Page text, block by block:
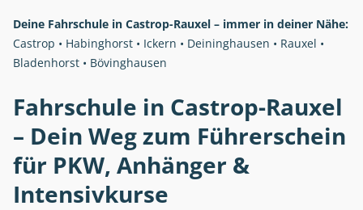
Deine Fahrschule in Castrop-Rauxel – immer in deiner Nähe:
Castrop • Habinghorst • Ickern • Deininghausen • Rauxel •
Bladenhorst • Bövinghausen
Fahrschule in Castrop-Rauxel
– Dein Weg zum Führerschein
für PKW, Anhänger &
Intensivkurse